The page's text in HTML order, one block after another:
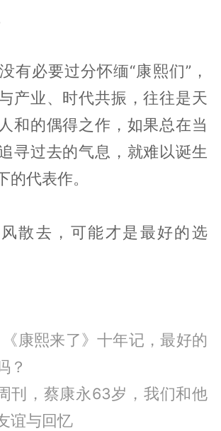
有必要过分怀缅“康熙们”，
产业、时代共振，往往是天
和的偶得之作，如果总在当
寻过去的气息，就难以诞生
的代表作。
散去，可能才是最好的选
《康熙来了》十年记，最好的
？
刊，蔡康永63岁，我们和他
谊与回忆